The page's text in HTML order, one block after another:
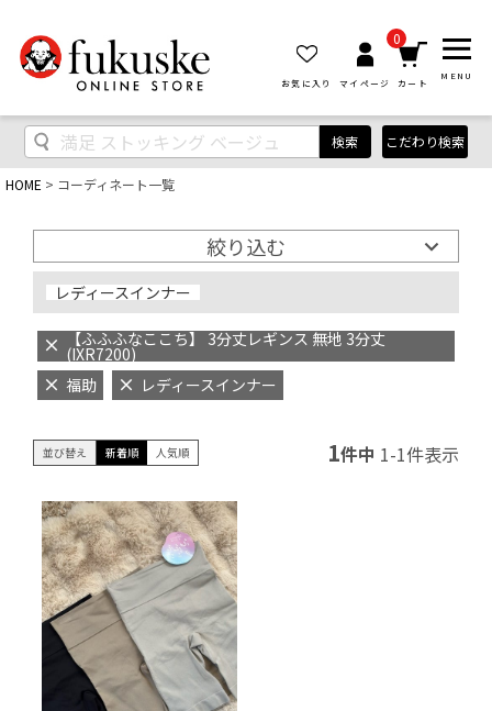
お気に入り マイページ
0
カート
MENU
検索 こだわり検索
HOME コーディネート一覧
絞り込む
レディースインナー
【ふふふなここち】 3分丈レギンス 無地 3分丈
(IXR7200)
福助
レディースインナー
並び替え 新着順 人気順 1件中 1-1件表示